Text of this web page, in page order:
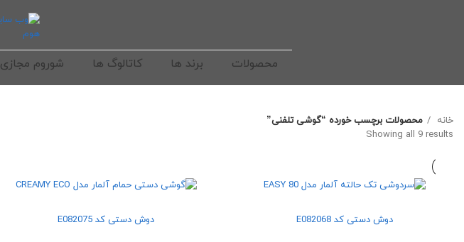
محصولات برند ها کاتالوگ ها شوروم مجازی
خانه
محصولات برچسب خورده “گوشی تلفنی”
Showing all 9 results
دوش دستی کد E082068 دوش دستی کد E082075